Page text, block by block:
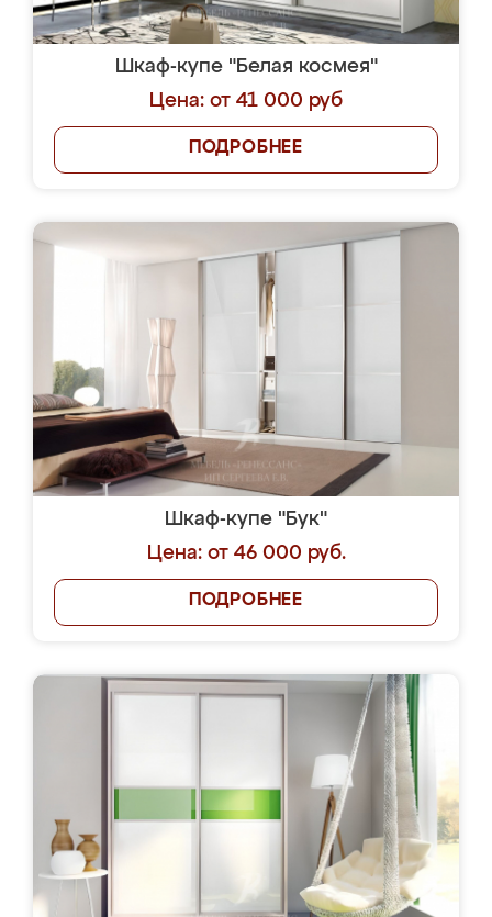
Шкаф-купе "Белая космея"
Цена: от 41 000 руб
ПОДРОБНЕЕ
Шкаф-купе "Бук"
Цена: от 46 000 руб.
ПОДРОБНЕЕ